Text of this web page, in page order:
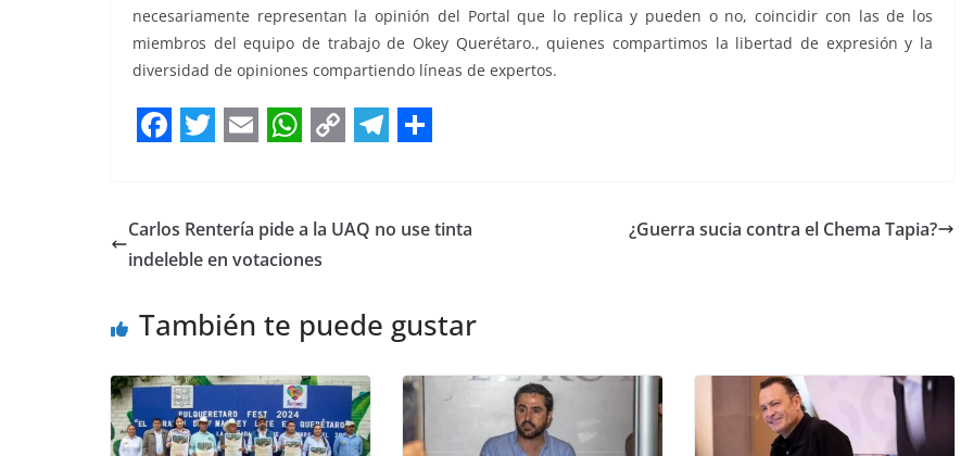
necesariamente representan la opinión del Portal que lo replica y pueden o no, coincidir con las de los
miembros del equipo de trabajo de Okey Querétaro., quienes compartimos la libertad de expresión y la
diversidad de opiniones compartiendo líneas de expertos.
c
e
o
o
k
i
t
e
r
a
i
a
t
A
p
p
p
y
i
n
k
l
r
a
m
a
Carlos Rentería pide a la UAQ no use tinta
indeleble en votaciones
¿Guerra sucia contra el Chema Tapia?
También te puede gustar